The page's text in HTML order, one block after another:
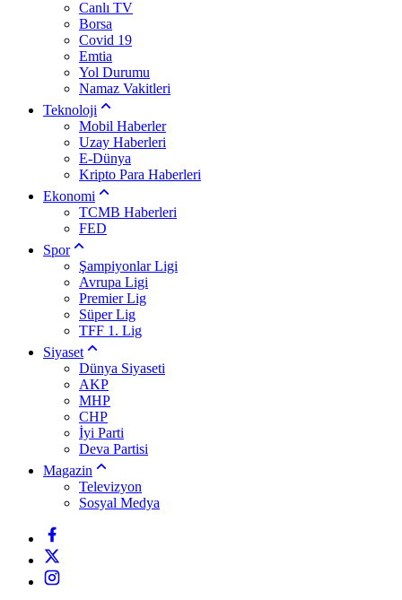
Canlı TV
Borsa
Covid 19
Emtia
Yol Durumu
Namaz Vakitleri
Teknoloji
Mobil Haberler
Uzay Haberleri
E-Dünya
Kripto Para Haberleri
Ekonomi
TCMB Haberleri
FED
Spor
Şampiyonlar Ligi
Avrupa Ligi
Premier Lig
Süper Lig
TFF 1. Lig
Siyaset
Dünya Siyaseti
AKP
MHP
CHP
İyi Parti
Deva Partisi
Magazin
Televizyon
Sosyal Medya